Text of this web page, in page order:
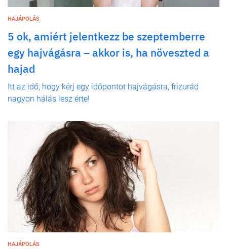
HAJÁPOLÁS
5 ok, amiért jelentkezz be szeptemberre
egy hajvágásra – akkor is, ha növeszted a
hajad
Itt az idő, hogy kérj egy időpontot hajvágásra, frizurád
nagyon hálás lesz érte!
HAJÁPOLÁS